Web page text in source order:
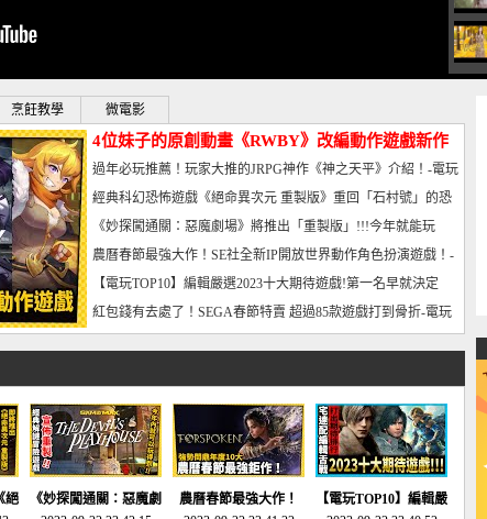
烹飪教學 微電影
4位妹子的原創動畫《RWBY》改編動作遊戲新作
曝光_電玩宅速配20221102
過年必玩推薦！玩家大推的JRPG神作《神之天平》介紹！-電玩
宅速配20230126
經典科幻恐怖遊戲《絕命異次元 重製版》重回「石村號」的恐
懼體驗-電玩宅速配20230125
《妙探闖通關：惡魔劇場》將推出「重製版」!!!今年就能玩
到!!-電玩宅速配20230124
農曆春節最強大作！SE社全新IP開放世界動作角色扮演遊戲！-
電玩宅速配20230123
【電玩TOP10】編輯嚴選2023十大期待遊戲!第一名早就決定
了，封面圖直接雷你!-電玩宅速配20230120
紅包錢有去處了！SEGA春節特賣 超過85款遊戲打到骨折-電玩
宅速配20230119
絕
《妙探闖通關：惡魔劇
農曆春節最強大作！
【電玩TOP10】編輯嚴